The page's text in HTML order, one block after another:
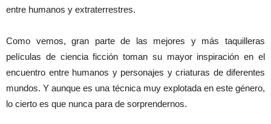
entre humanos y extraterrestres.
Como vemos, gran parte de las mejores y más taquilleras
películas de ciencia ficción toman su mayor inspiración en el
encuentro entre humanos y personajes y criaturas de diferentes
mundos. Y aunque es una técnica muy explotada en este género,
lo cierto es que nunca para de sorprendernos.